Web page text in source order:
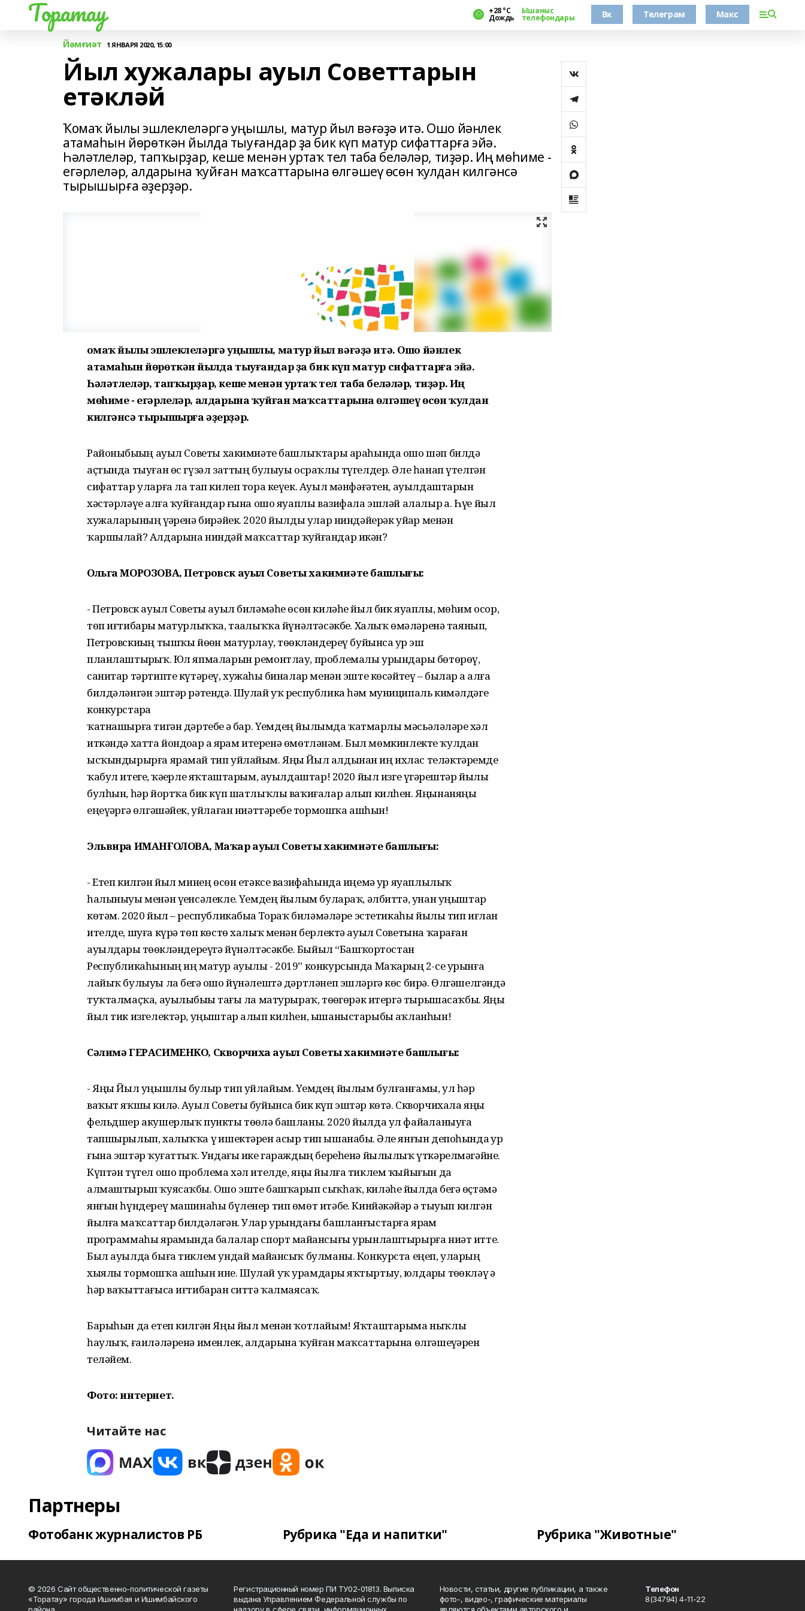
Торатау +28 °С
Дождь
Ышаныс
телефондары Вк Телеграм Макс
Йәмғиәт 1 ЯНВАРЯ 2020, 15:00
Йыл хужалары ауыл Советтарын
етәкләй
Ҡомаҡ йылы эшлеклеләргә уңышлы, матур йыл вәғәҙә итә. Ошо йәнлек
атамаһын йөрөткән йылда тыуғандар ҙа бик күп матур сифаттарға эйә.
Һәләтлеләр, тапҡырҙар, кеше менән уртаҡ тел таба беләләр, тиҙәр. Иң мөһиме -
егәрлеләр, алдарына ҡуйған маҡсаттарына өлгәшеү өсөн ҡулдан килгәнсә
тырышырға әҙерҙәр.
Ҡомаҡ йылы эшлеклеләргә уңышлы, матур йыл вәғәҙә итә. Ошо йәнлек
атамаһын йөрөткән йылда тыуғандар ҙа бик күп матур сифаттарға эйә.
Һәләтлеләр, тапҡырҙар, кеше менән уртаҡ тел таба беләләр, тиҙәр. Иң
мөһиме - егәрлеләр, алдарына ҡуйған маҡсаттарына өлгәшеү өсөн ҡулдан
килгәнсә тырышырға әҙерҙәр.
Районыбыҙҙың ауыл Советы хакимиәте башлыҡтары араһында ошо шәп билдә
аҫтында тыуған өс гүзәл заттың булыуы осраҡлы түгелдер. Әле һанап үтелгән
сифаттар уларға ла тап килеп тора кеүек. Ауыл мәнфәғәтен, ауылдаштарын
хәстәрләүҙе алға ҡуйғандар ғына ошо яуаплы вазифала эшләй алалыр ҙа. Һүҙҙе йыл
хужаларының үҙҙәренә бирәйек. 2020 йылды улар ниндәйерәк уйҙар менән
ҡаршылай? Алдарына ниндәй маҡсаттар ҡуйғандар икән?
Ольга МОРОЗОВА, Петровск ауыл Советы хакимиәте башлығы:
- Петровск ауыл Советы ауыл биләмәһе өсөн киләһе йыл бик яуаплы, мөһим осор,
төп иғтибарҙы матурлыҡҡа, таҙалыҡҡа йүнәлтәсәкбеҙ. Халыҡ өмәләренә таянып,
Петровскиҙың тышҡы йөҙөн матурлау, төҙөкләндереү буйынса ҙур эш
планлаштырҙыҡ. Юл япмаларын ремонтлау, проблемалы урындарҙы бөтөрөү,
санитар тәртипте күтәреү, хужаһыҙ биналар менән эште көсәйтеү – былар ҙа алға
билдәләнгән эштәр рәтендә. Шулай уҡ республика һәм муниципаль кимәлдәге
конкурстарҙа
ҡатнашырға тигән дәртебеҙ ҙә бар. Үҙемдең йылымда ҡатмарлы мәсьәләләрҙе хәл
иткәндә хатта йондоҙҙар ҙа ярҙам итеренә өмөтләнәм. Был мөмкинлекте ҡулдан
ысҡындырырға ярамай тип уйлайым. Яңы Йыл алдынан иң ихлас теләктәремде
ҡабул итегеҙ, ҡәҙерле яҡташтарым, ауылдаштар! 2020 йыл изге үҙгәрештәр йылы
булһын, һәр йортҡа бик күп шатлыҡлы ваҡиғалар алып килһен. Яңынаняңы
еңеүҙәргә өлгәшәйек, уйлаған ниәттәребеҙ тормошҡа ашһын!
Эльвира ИМАНҒОЛОВА, Маҡар ауыл Советы хакимиәте башлығы:
- Етеп килгән йыл минең өсөн етәксе вазифаһында иңемә ҙур яуаплылыҡ
һалыныуы менән үҙенсәлекле. Үҙемдең йылым булараҡ, әлбиттә, унан уңыштар
көтәм. 2020 йыл – республикабыҙҙа Тораҡ биләмәләре эстетикаһы йылы тип иғлан
ителде, шуға күрә төп көстө халыҡ менән берлектә ауыл Советына ҡараған
ауылдарҙы төҙөкләндереүгә йүнәлтәсәкбеҙ. Быйыл “Башҡортостан
Республикаһының иң матур ауылы - 2019” конкурсында Маҡарҙың 2-се урынға
лайыҡ булыуы ла беҙгә ошо йүнәлештә дәртләнеп эшләргә көс бирә. Өлгәшелгәндә
туҡталмаҫҡа, ауылыбыҙҙы тағы ла матурыраҡ, төҙөгөрәк итергә тырышасаҡбыҙ. Яңы
йыл тик изгелектәр, уңыштар алып килһен, ышаныстарыбыҙ аҡланһын!
Сәлимә ГЕРАСИМЕНКО, Скворчиха ауыл Советы хакимиәте башлығы:
- Яңы Йыл уңышлы булыр тип уйлайым. Үҙемдең йылым булғанғамы, ул һәр
ваҡыт яҡшы килә. Ауыл Советы буйынса бик күп эштәр көтә. Скворчихала яңы
фельдшер акушерлыҡ пункты төҙөлә башланы. 2020 йылда ул файҙаланыуға
тапшырылып, халыҡҡа үҙ ишектәрен асыр тип ышанабыҙ. Әле янғын депоһында ҙур
ғына эштәр ҡуҙғаттыҡ. Ундағы ике гараждың береһенә йылылыҡ үткәрелмәгәйне.
Күптән түгел ошо проблема хәл ителде, яңы йылға тиклем ҡыйығын да
алмаштырып ҡуясаҡбыҙ. Ошо эште башҡарып сыҡһаҡ, киләһе йылда беҙгә өҫтәмә
янғын һүндереү машинаһы бүленер тип өмөт итәбеҙ. Кинйәкәйҙәр ҙә тыуып килгән
йылға маҡсаттар билдәләгән. Улар урындағы башланғыстарға ярҙам
программаһы ярҙамында балалар спорт майҙансығы урынлаштырырға ниәт итте.
Был ауылда быға тиклем ундай майҙансыҡ булманы. Конкурста еңеп, уларҙың
хыялы тормошҡа ашһын ине. Шулай уҡ урамдарҙы яҡтыртыу, юлдарҙы төҙөкләү ҙә
һәр ваҡыттағыса иғтибарҙан ситтә ҡалмаясаҡ.
Барыһын да етеп килгән Яңы йыл менән ҡотлайым! Яҡташтарыма ныҡлы
һаулыҡ, ғаиләләренә именлек, алдарына ҡуйған маҡсаттарына өлгәшеүҙәрен
теләйем.
Фото: интернет.
Читайте нас
Партнеры
Фотобанк журналистов РБ Рубрика "Еда и напитки" Рубрика "Животные"
© 2026 Сайт общественно-политической газеты
«Торатау» города Ишимбая и Ишимбайского
Регистрационный номер ПИ ТУ02-01813. Выписка
выдана Управлением Федеральной службы по
Новости, статьи, другие публикации, а также
фото-, видео-, графические материалы
Телефон
8(34794) 4-11-22